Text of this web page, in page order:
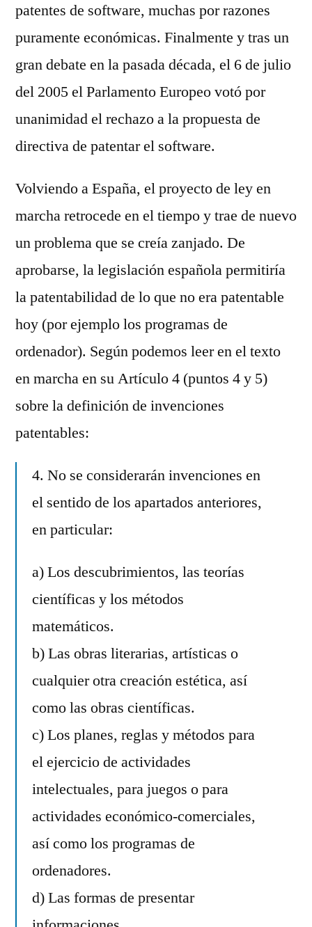
patentes de software, muchas por razones
puramente económicas. Finalmente y tras un
gran debate en la pasada década, el 6 de julio
del 2005 el Parlamento Europeo votó por
unanimidad el rechazo a la propuesta de
directiva de patentar el software.
Volviendo a España, el proyecto de ley en
marcha retrocede en el tiempo y trae de nuevo
un problema que se creía zanjado. De
aprobarse, la legislación española permitiría
la patentabilidad de lo que no era patentable
hoy (por ejemplo los programas de
ordenador). Según podemos leer en el texto
en marcha en su Artículo 4 (puntos 4 y 5)
sobre la definición de invenciones
patentables:
4. No se considerarán invenciones en
el sentido de los apartados anteriores,
en particular:
a) Los descubrimientos, las teorías
científicas y los métodos
matemáticos.
b) Las obras literarias, artísticas o
cualquier otra creación estética, así
como las obras científicas.
c) Los planes, reglas y métodos para
el ejercicio de actividades
intelectuales, para juegos o para
actividades económico-comerciales,
así como los programas de
ordenadores.
d) Las formas de presentar